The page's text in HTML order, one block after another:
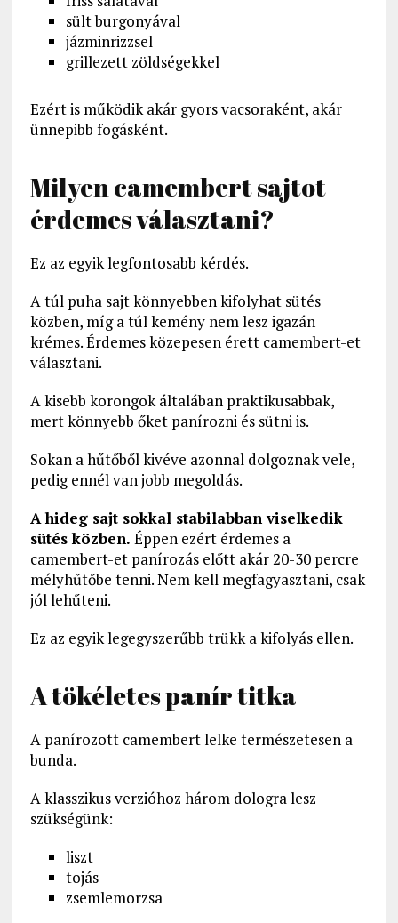
sült burgonyával
jázminrizzsel
grillezett zöldségekkel
Ezért is működik akár gyors vacsoraként, akár
ünnepibb fogásként.
Milyen camembert sajtot
érdemes választani?
Ez az egyik legfontosabb kérdés.
A túl puha sajt könnyebben kifolyhat sütés
közben, míg a túl kemény nem lesz igazán
krémes. Érdemes közepesen érett camembert-et
választani.
A kisebb korongok általában praktikusabbak,
mert könnyebb őket panírozni és sütni is.
Sokan a hűtőből kivéve azonnal dolgoznak vele,
pedig ennél van jobb megoldás.
A hideg sajt sokkal stabilabban viselkedik
sütés közben. Éppen ezért érdemes a
camembert-et panírozás előtt akár 20-30 percre
mélyhűtőbe tenni. Nem kell megfagyasztani, csak
jól lehűteni.
Ez az egyik legegyszerűbb trükk a kifolyás ellen.
A tökéletes panír titka
A panírozott camembert lelke természetesen a
bunda.
A klasszikus verzióhoz három dologra lesz
szükségünk:
liszt
tojás
zsemlemorzsa